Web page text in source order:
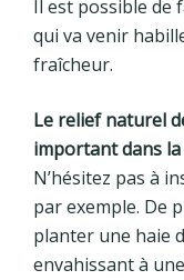
Il est possible de
qui va venir
fraîcheur.
Le relief naturel
important dans
N’hésitez pas à
par exemple. De
planter une haie
envahissant à